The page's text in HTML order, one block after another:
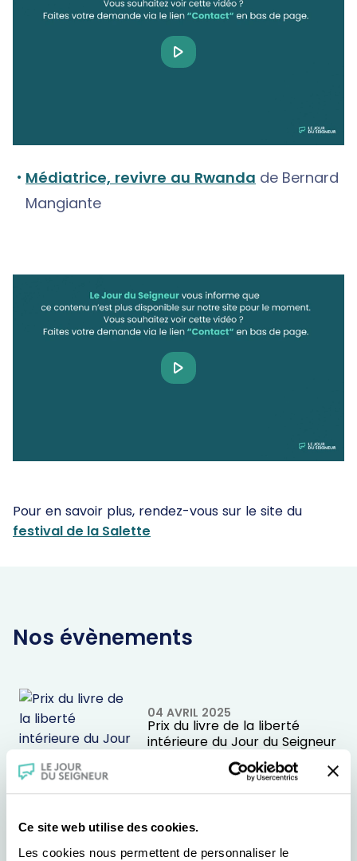
Ce site web utilise des cookies.
Les cookies nous permettent de personnaliser le
Médiatrice, revivre au Rwanda de Bernard
Mangiante
Pour en savoir plus, rendez-vous sur le site du
festival de la Salette
Nos évènements
04 AVRIL 2025
Prix du livre de la liberté
intérieure du Jour du Seigneur
20 MAI 2025